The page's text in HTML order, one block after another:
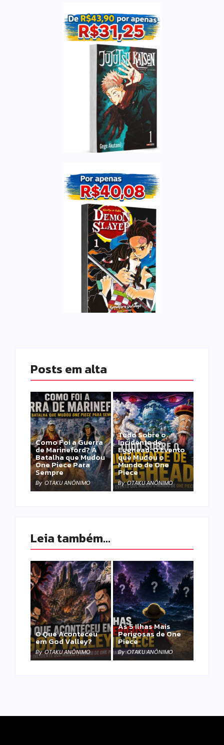
Posts em alta
Como Foi a Guerra
de Marineford? A
Batalha que Mudou
One Piece Para
Sempre
By OTAKU ANÔNIMO
Tudo Sobre o
Incidente de
Egghead: O Evento
que Mudou o
Mundo de One
Piece
By OTAKU ANÔNIMO
Leia também...
O Que Aconteceu
em God Valley?
By OTAKU ANÔNIMO
As 5 Ilhas Mais
Perigosas de One
Piece
By OTAKU ANÔNIMO